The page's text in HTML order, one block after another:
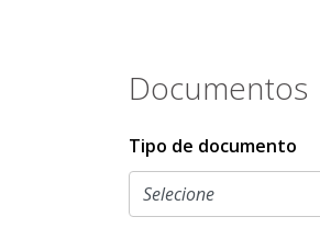
Documentos
Tipo de documento